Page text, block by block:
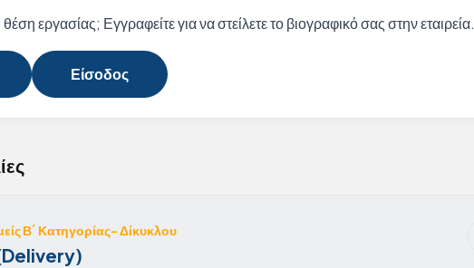
εργασίας; Εγγραφείτε για να στείλετε το βιογραφικό σας στην εταιρεία.
Είσοδος
Β΄ Κατηγορίας- Δίκυκλου